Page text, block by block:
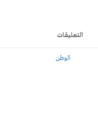
التعليقات
الوطن